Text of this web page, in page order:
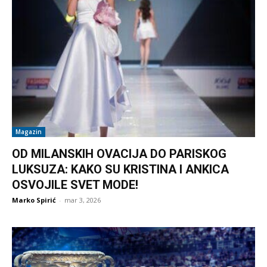
Magazin
OD MILANSKIH OVACIJA DO PARISKOG
LUKSUZA: KAKO SU KRISTINA I ANKICA
OSVOJILE SVET MODE!
Marko Spirić - mar 3, 2026